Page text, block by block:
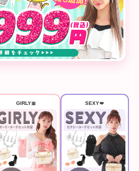
GIRLY🎀 SEXY💋